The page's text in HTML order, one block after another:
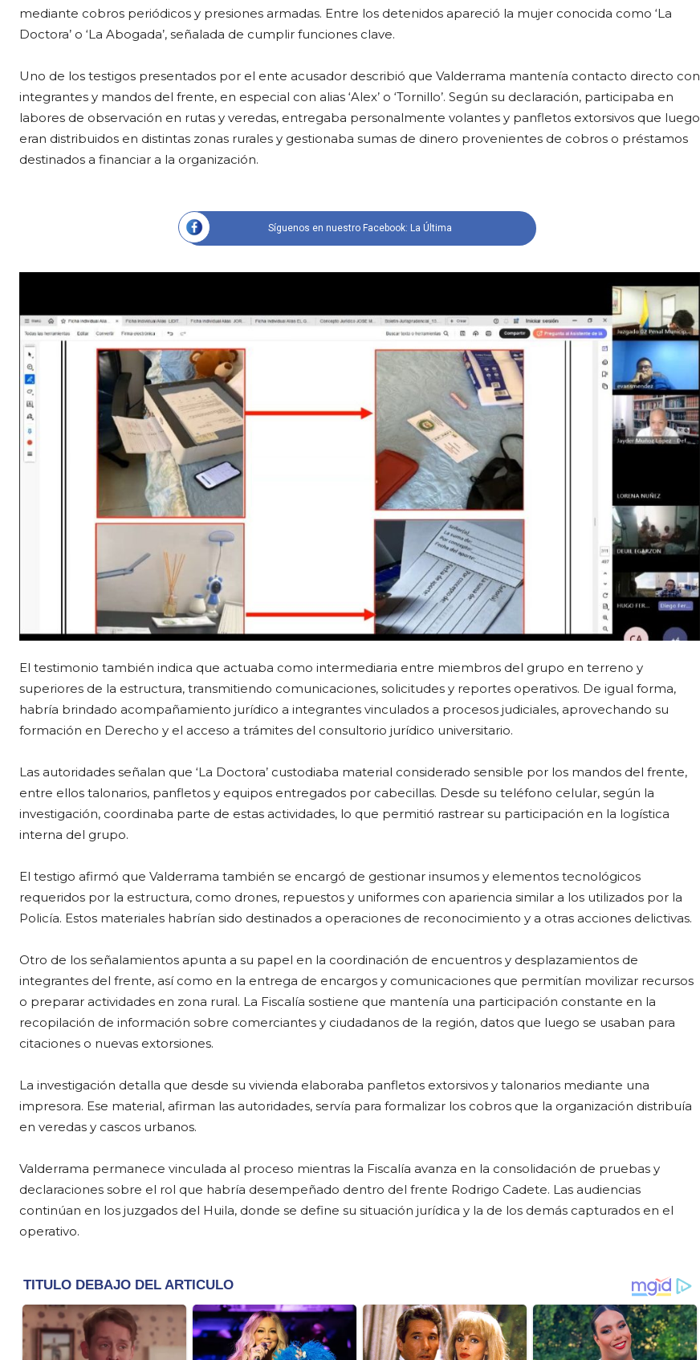
mediante cobros periódicos y presiones armadas. Entre los detenidos apareció la mujer conocida como ‘La
Doctora’ o ‘La Abogada’, señalada de cumplir funciones clave.
Uno de los testigos presentados por el ente acusador describió que Valderrama mantenía contacto directo con
integrantes y mandos del frente, en especial con alias ‘Alex’ o ‘Tornillo’. Según su declaración, participaba en
labores de observación en rutas y veredas, entregaba personalmente volantes y panfletos extorsivos que luego
eran distribuidos en distintas zonas rurales y gestionaba sumas de dinero provenientes de cobros o préstamos
destinados a financiar a la organización.
Síguenos en nuestro Facebook: La Última
El testimonio también indica que actuaba como intermediaria entre miembros del grupo en terreno y
superiores de la estructura, transmitiendo comunicaciones, solicitudes y reportes operativos. De igual forma,
habría brindado acompañamiento jurídico a integrantes vinculados a procesos judiciales, aprovechando su
formación en Derecho y el acceso a trámites del consultorio jurídico universitario.
Las autoridades señalan que ‘La Doctora’ custodiaba material considerado sensible por los mandos del frente,
entre ellos talonarios, panfletos y equipos entregados por cabecillas. Desde su teléfono celular, según la
investigación, coordinaba parte de estas actividades, lo que permitió rastrear su participación en la logística
interna del grupo.
El testigo afirmó que Valderrama también se encargó de gestionar insumos y elementos tecnológicos
requeridos por la estructura, como drones, repuestos y uniformes con apariencia similar a los utilizados por la
Policía. Estos materiales habrían sido destinados a operaciones de reconocimiento y a otras acciones delictivas.
Otro de los señalamientos apunta a su papel en la coordinación de encuentros y desplazamientos de
integrantes del frente, así como en la entrega de encargos y comunicaciones que permitían movilizar recursos
o preparar actividades en zona rural. La Fiscalía sostiene que mantenía una participación constante en la
recopilación de información sobre comerciantes y ciudadanos de la región, datos que luego se usaban para
citaciones o nuevas extorsiones.
La investigación detalla que desde su vivienda elaboraba panfletos extorsivos y talonarios mediante una
impresora. Ese material, afirman las autoridades, servía para formalizar los cobros que la organización distribuía
en veredas y cascos urbanos.
Valderrama permanece vinculada al proceso mientras la Fiscalía avanza en la consolidación de pruebas y
declaraciones sobre el rol que habría desempeñado dentro del frente Rodrigo Cadete. Las audiencias
continúan en los juzgados del Huila, donde se define su situación jurídica y la de los demás capturados en el
operativo.